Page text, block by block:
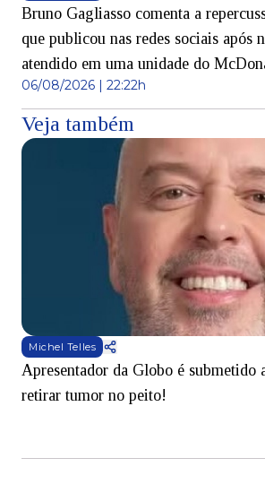
Bruno Gagliasso comenta a
que publicou nas redes sociais após
atendido em uma unidade do
06/08/2026 | 22:22h
Veja também
Michel Telles
Apresentador da Globo é submetido
retirar tumor no peito!